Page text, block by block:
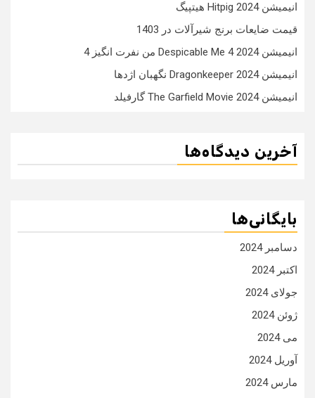
انیمیشن Hitpig 2024 هیتپیگ
قیمت ضایعات برنج شیرآلات در 1403
انیمیشن Despicable Me 4 2024 من نفرت انگیز 4
انیمیشن Dragonkeeper 2024 نگهبان اژدها
انیمیشن The Garfield Movie 2024 گارفیلد
آخرین دیدگاه‌ها
بایگانی‌ها
دسامبر 2024
اکتبر 2024
جولای 2024
ژوئن 2024
می 2024
آوریل 2024
مارس 2024